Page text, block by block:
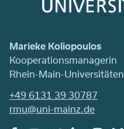
Marieke Koliopoulos
Kooperationsmanagerin
Rhein-Main-Universitäten
+49 6131 39 30787
rmu@uni-mainz.de